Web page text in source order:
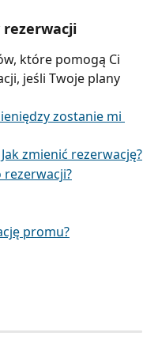
rezerwacji
które pomogą Ci
jeśli Twoje plany
zostanie mi
zmienić rezerwację?
rezerwacji?
promu?